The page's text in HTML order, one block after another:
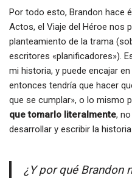
Por todo esto, Brandon hace
Actos, el Viaje del Héroe nos
planteamiento de la trama
escritores «planificadores»).
mi historia, y puede encajar
entonces tendría que hacer
que se cumplar», o lo mismo
que tomarlo literalmente,
desarrollar y escribir la
¿Y por qué Brandon